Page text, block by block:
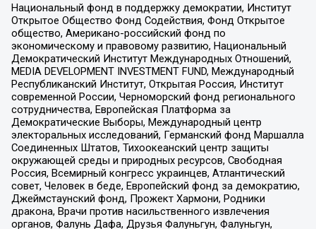
Национальный фонд в поддержку демократии, Институт
Открытое Общество Фонд Содействия, Фонд Открытое
общество, Американо-российский фонд по
экономическому и правовому развитию, Национальный
Демократический Институт Международных Отношений,
MEDIA DEVELOPMENT INVESTMENT FUND, Международный
Республиканский Институт, Открытая Россия, Институт
современной России, Черноморский фонд регионального
сотрудничества, Европейская Платформа за
Демократические Выборы, Международный центр
электоральных исследований, Германский фонд Маршалла
Соединенных Штатов, Тихоокеанский центр защиты
окружающей среды и природных ресурсов, Свободная
Россия, Всемирный конгресс украинцев, Атлантический
совет, Человек в беде, Европейский фонд за демократию,
Джеймстаунский фонд, Прожект Хармони, Родники
дракона, Врачи против насильственного извлечения
органов, Фалунь Дафа, Друзья Фалуньгун, Фалуньгун,